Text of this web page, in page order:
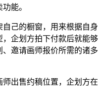
能。
己的橱窗，用来根据自身
企划方拍下付款后就能够
邀请画师报价所需的诸多
出售约稿位置，企划方在